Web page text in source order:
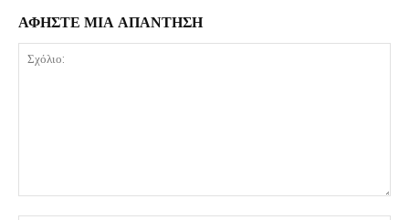
ΑΦΗΣΤΕ ΜΙΑ ΑΠΑΝΤΗΣΗ